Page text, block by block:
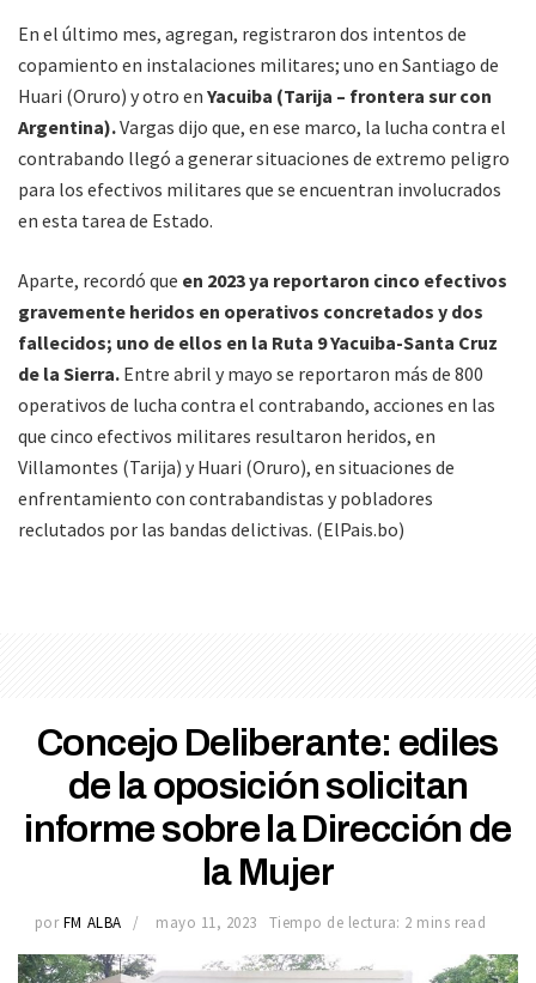
En el último mes, agregan, registraron dos intentos de
copamiento en instalaciones militares; uno en Santiago de
Huari (Oruro) y otro en Yacuiba (Tarija – frontera sur con
Argentina).Vargas dijo que, en ese marco, la lucha contra el
contrabando llegó a generar situaciones de extremo peligro
para los efectivos militares que se encuentran involucrados
en esta tarea de Estado.
Aparte, recordó que en 2023 ya reportaron cinco efectivos
gravemente heridos en operativos concretados y dos
fallecidos; uno de ellos en la Ruta 9 Yacuiba-Santa Cruz
de la Sierra. Entre abril y mayo se reportaron más de 800
operativos de lucha contra el contrabando, acciones en las
que cinco efectivos militares resultaron heridos, en
Villamontes (Tarija) y Huari (Oruro), en situaciones de
enfrentamiento con contrabandistas y pobladores
reclutados por las bandas delictivas. (ElPais.bo)
Concejo Deliberante: ediles
de la oposición solicitan
informe sobre la Dirección de
la Mujer
por FM ALBA mayo 11, 2023 Tiempo de lectura: 2 mins read